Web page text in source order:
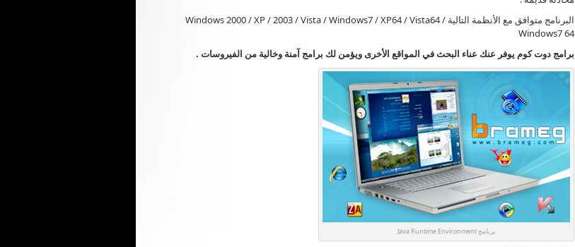
البرنامج متوافق مع الأنظمة التالية Windows 2000 / XP / 2003 / Vista / Windows7 / XP64 / Vista64 /
Windows7 64
برامج دوت كوم يوفر عنك عناء البحث في المواقع الأخرى ويؤمن لك برامج آمنة وخالية من الفيروسات .
برنامج Java Runtime Environment